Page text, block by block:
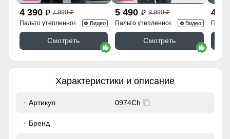
4 390 p 7 990p
Пальто утепленное 7747Ch
Видео
Смотреть
5 490 p 9 990p
Пальто утепленное 7745Ch
Видео
Смотреть
4
Характеристики и описание
Артикул 0974Ch
Бренд